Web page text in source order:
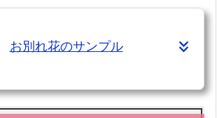
仏衣
お別れ花のサンプル